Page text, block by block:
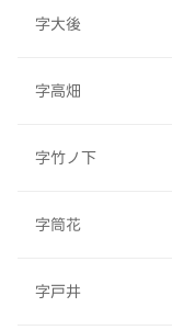
字大後
字高畑
字竹ノ下
字筒花
字戸井